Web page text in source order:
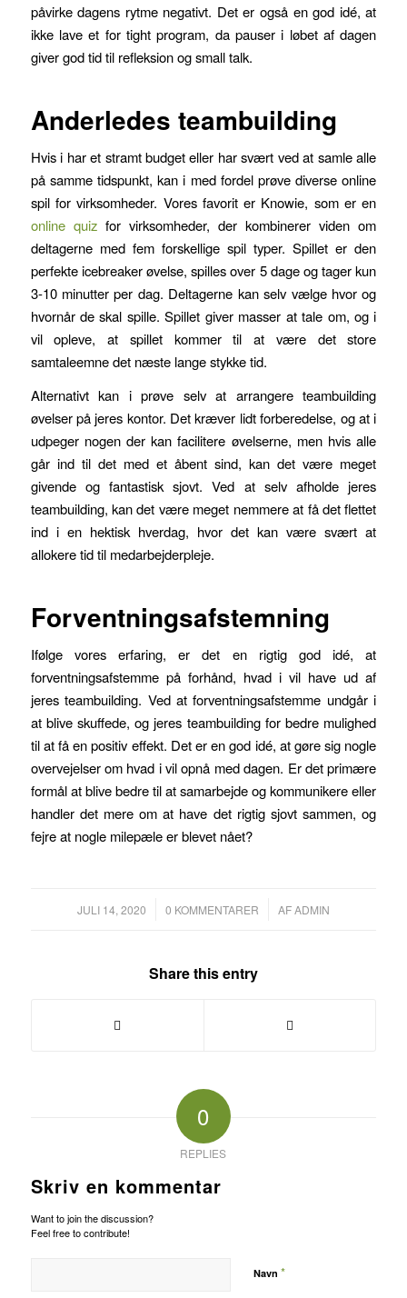
påvirke dagens rytme negativt. Det er også en god idé, at
ikke lave et for tight program, da pauser i løbet af dagen
giver god tid til refleksion og small talk.
Anderledes teambuilding
Hvis i har et stramt budget eller har svært ved at samle alle
på samme tidspunkt, kan i med fordel prøve diverse online
spil for virksomheder. Vores favorit er Knowie, som er en
online quizfor virksomheder, der kombinerer viden om
deltagerne med fem forskellige spil typer. Spillet er den
perfekte icebreaker øvelse, spilles over 5 dage og tager kun
3-10 minutter per dag. Deltagerne kan selv vælge hvor og
hvornår de skal spille. Spillet giver masser at tale om, og i
vil opleve, at spillet kommer til at være det store
samtaleemne det næste lange stykke tid.
Alternativt kan i prøve selv at arrangere teambuilding
øvelser på jeres kontor. Det kræver lidt forberedelse, og at i
udpeger nogen der kan facilitere øvelserne, men hvis alle
går ind til det med et åbent sind, kan det være meget
givende og fantastisk sjovt. Ved at selv afholde jeres
teambuilding, kan det være meget nemmere at få det flettet
ind i en hektisk hverdag, hvor det kan være svært at
allokere tid til medarbejderpleje.
Forventningsafstemning
Ifølge vores erfaring, er det en rigtig god idé, at
forventningsafstemme på forhånd, hvad i vil have ud af
jeres teambuilding. Ved at forventningsafstemme undgår i
at blive skuffede, og jeres teambuilding for bedre mulighed
til at få en positiv effekt. Det er en god idé, at gøre sig nogle
overvejelser om hvad i vil opnå med dagen. Er det primære
formål at blive bedre til at samarbejde og kommunikere eller
handler det mere om at have det rigtig sjovt sammen, og
fejre at nogle milepæle er blevet nået?
JULI 14, 2020
/ 0 KOMMENTARER
/ AFADMIN
Share this entry
0
REPLIES
Skriv en kommentar
Want to join the discussion?
Feel free to contribute!
Navn *